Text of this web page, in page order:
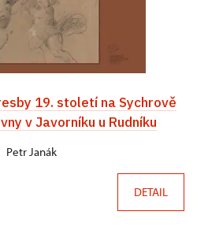
19. století na Sychrově
v Javorníku u Rudníku
Petr Janák
DETAIL